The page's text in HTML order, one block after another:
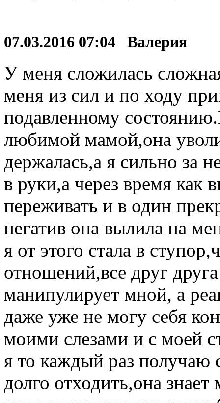
07.03.2016 07:04 Валерия
У меня сложилась
меня из сил и по ходу
подавленному
любимой мамой,она
держалась,а я сильно за
в руки,а через время как
переживать и в один
негатив она вылила на
я от этого стала в
отношений,все друг
манипулирует мной, а
даже уже не могу себя
моими слезами и с моей
я то каждый раз получаю
долго отходить,она